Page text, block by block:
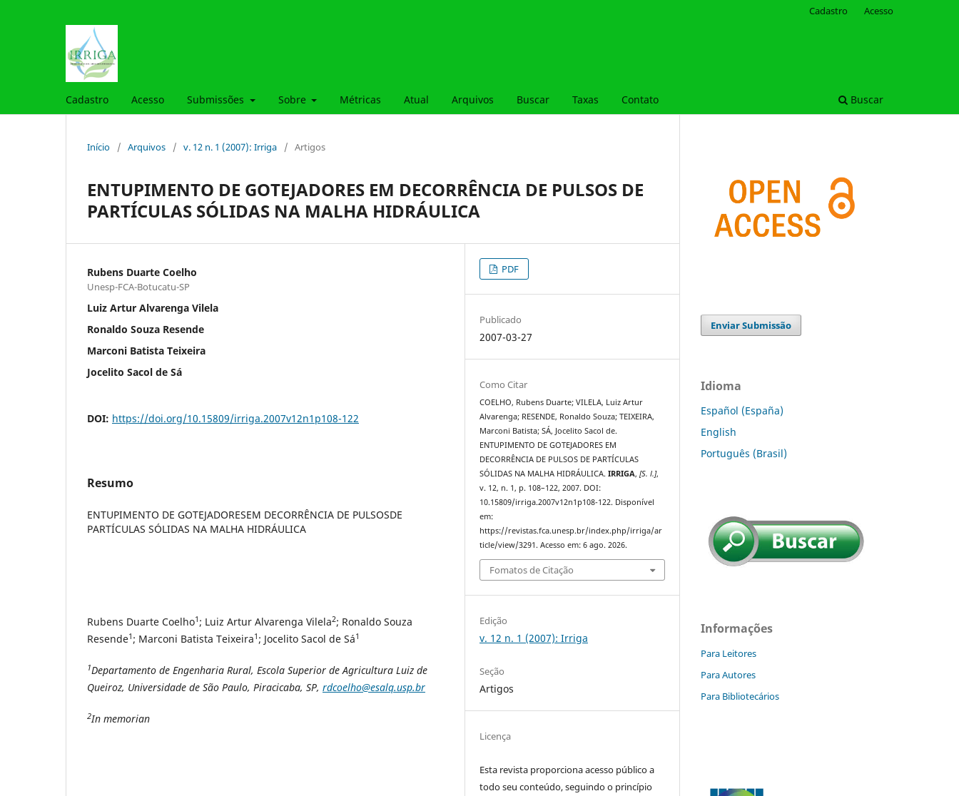
Cadastro Acesso Submissões Sobre Métricas Atual Arquivos Buscar Taxas Contato Buscar
Cadastro Acesso
Início / Arquivos / v. 12 n. 1 (2007): Irriga / Artigos
ENTUPIMENTO DE GOTEJADORES EM DECORRÊNCIA DE PULSOS DE
PARTÍCULAS SÓLIDAS NA MALHA HIDRÁULICA
Rubens Duarte Coelho
Unesp-FCA-Botucatu-SP
Luiz Artur Alvarenga Vilela
Ronaldo Souza Resende
Marconi Batista Teixeira
Jocelito Sacol de Sá
DOI: https://doi.org/10.15809/irriga.2007v12n1p108-122
Resumo
ENTUPIMENTO DE GOTEJADORESEM DECORRÊNCIA DE PULSOSDE
PARTÍCULAS SÓLIDAS NA MALHA HIDRÁULICA
Rubens Duarte Coelho1 ; Luiz Artur Alvarenga Vilela2; Ronaldo Souza
Resende1 ; Marconi Batista Teixeira1 ; Jocelito Sacol de Sá1
1Departamento de Engenharia Rural, Escola Superior de Agricultura Luiz de
Queiroz, Universidade de São Paulo, Piracicaba, SP, rdcoelho@esalq.usp.br
2In memorian
PDF
Publicado
2007-03-27
Como Citar
COELHO, Rubens Duarte; VILELA, Luiz Artur
Alvarenga; RESENDE, Ronaldo Souza; TEIXEIRA,
Marconi Batista; SÁ, Jocelito Sacol de.
ENTUPIMENTO DE GOTEJADORES EM
DECORRÊNCIA DE PULSOS DE PARTÍCULAS
SÓLIDAS NA MALHA HIDRÁULICA.IRRIGA,[S. l.],
v. 12, n. 1, p. 108–122, 2007. DOI:
10.15809/irriga.2007v12n1p108-122. Disponível
em:
https://revistas.fca.unesp.br/index.php/irriga/ar
ticle/view/3291. Acesso em: 6 ago. 2026.
Fomatos de Citação
Edição
v. 12 n. 1 (2007): Irriga
Seção
Artigos
Licença
Esta revista proporciona acesso público a
todo seu conteúdo, seguindo o princípio
Enviar Submissão
Idioma
Español (España)
English
Português (Brasil)
Informações
Para Leitores
Para Autores
Para Bibliotecários